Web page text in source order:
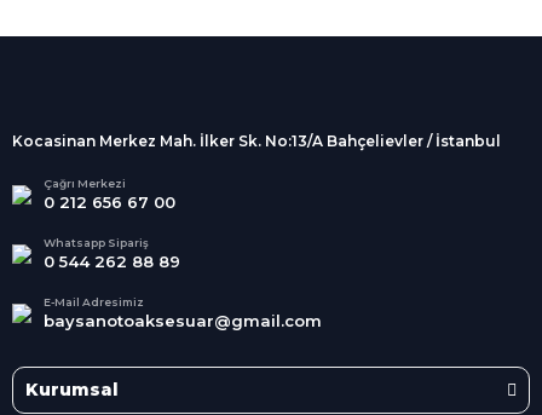
Alışveriş
kargolanmaktadır.
Tüm Kredi Kartlarına taksit
seçenekleri
Kocasinan Merkez Mah. İlker Sk. No:13/A Bahçelievler / İstanbul
Çağrı Merkezi
0 212 656 67 00
Whatsapp Sipariş
0 544 262 88 89
E-Mail Adresimiz
baysanotoaksesuar@gmail.com
Kurumsal